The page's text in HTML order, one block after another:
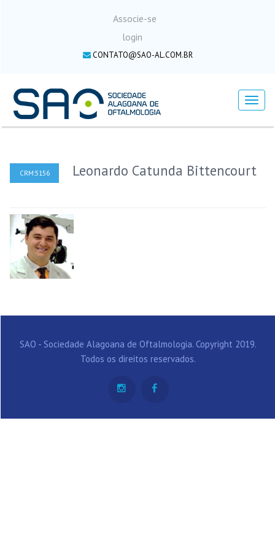
Associe-se
login
CONTATO@SAO-AL.COM.BR
Menu
CRM:5156 Leonardo Catunda Bittencourt
SAO - Sociedade Alagoana de Oftalmologia. Copyright 2019.
Todos os direitos reservados.